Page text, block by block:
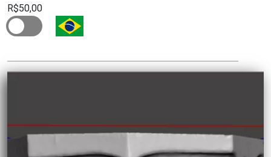
R$50,00